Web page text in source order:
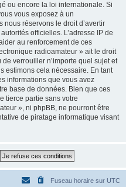
ou encore la loi internationale. Si
vous exposez à un
nous réservons le droit d’avertir
officielles. L’adresse IP de
au renforcement de ces
radioamateur » ait le droit
verrouiller n’importe quel sujet et
estimons cela nécessaire. En tant
informations que vous avez
base de données. Bien que ces
tierce partie sans votre
», ni phpBB, ne pourront être
de piratage informatique visant
Fuseau horaire sur UTC